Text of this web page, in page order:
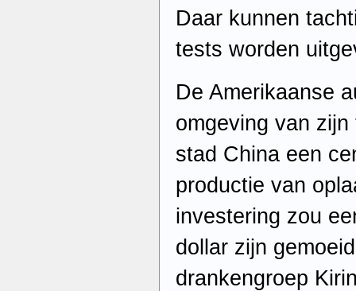
Daar kunnen
tests worden
De Amerikaanse
omgeving van
stad China een
productie van
investering zou
dollar zijn
drankengroep